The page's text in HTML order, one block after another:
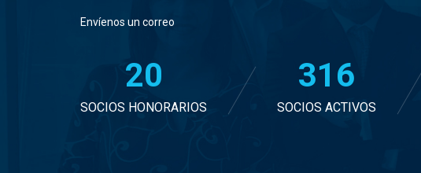
Envíenos un correo
20
SOCIOS HONORARIOS
327
SOCIOS ACTIVOS